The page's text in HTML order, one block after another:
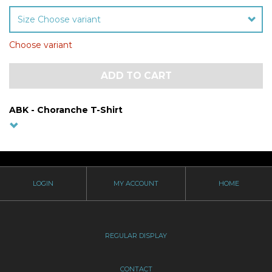
Size Choose variant
Choose variant
ADD TO CART
ABK - Choranche T-Shirt
Für Umwelt und Körperklima gleichermaßen ein Gewinn:
Dieses luftige T-Shirt besteht aus ökologisch produzierter
Baumwolle und trägt sich besonders weich auf der Haut. Es
Logodruck. Der Kragen ist etwas weiter ausgeschnitten.
Das Shirt macht sich beim Sport und im Alltag gut und
LOGIN MY ACCOUNT HOME
REGULAR DISPLAY
CONTACT